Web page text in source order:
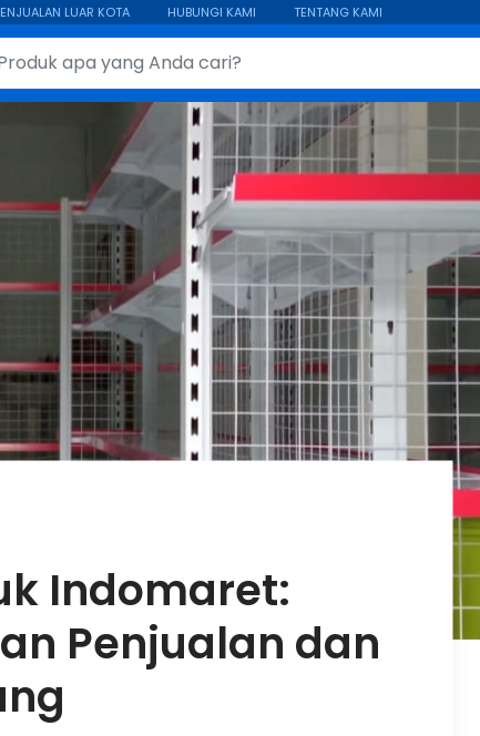
LUAR KOTA HUBUNGI KAMI TENTANG KAMI
Indomaret:
Penjualan dan